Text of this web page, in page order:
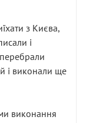
з Києва,
і
і виконали ще
виконання